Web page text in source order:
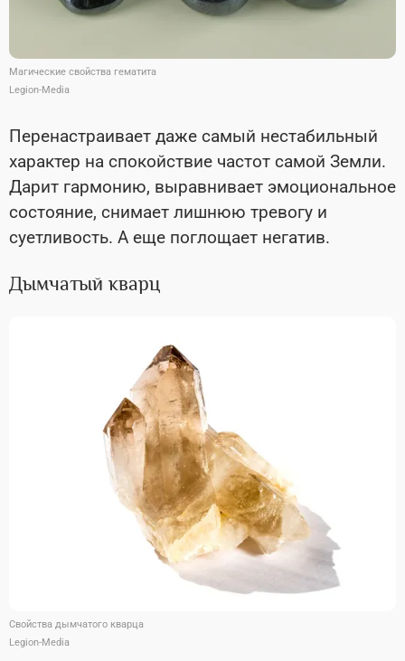
Магические свойства гематита
Legion-Media
Перенастраивает даже самый нестабильный
характер на спокойствие частот самой Земли.
Дарит гармонию, выравнивает эмоциональное
состояние, снимает лишнюю тревогу и
суетливость. А еще поглощает негатив.
Дымчатый кварц
Свойства дымчатого кварца
Legion-Media